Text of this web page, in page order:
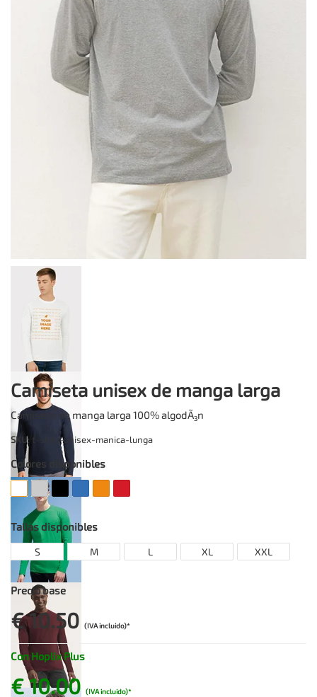
Camiseta unisex de manga larga
Camiseta de manga larga 100% algodÃ³n
SKU: t-shirt-unisex-manica-lunga
Colores disponibles
Tallas disponibles
S M L XL XXL
Precio base
€ 10.50 (IVA incluido)*
Con Hoplix Plus
€ 10.00 (IVA incluido)*